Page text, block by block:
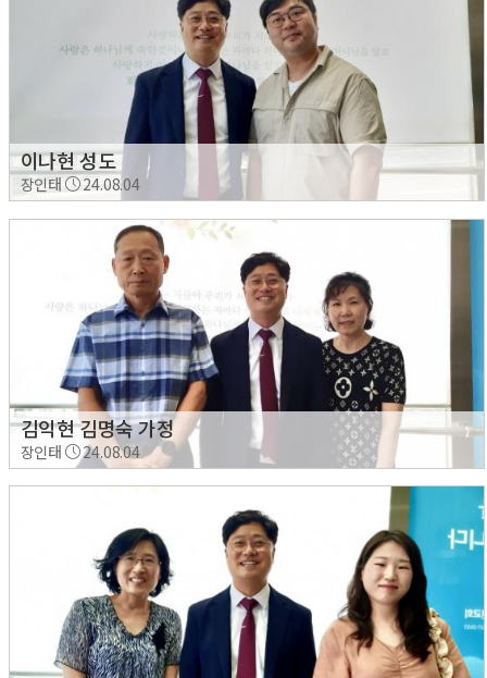
이나현 성도
장인태 24.08.04
김익현 김명숙 가정
장인태 24.08.04